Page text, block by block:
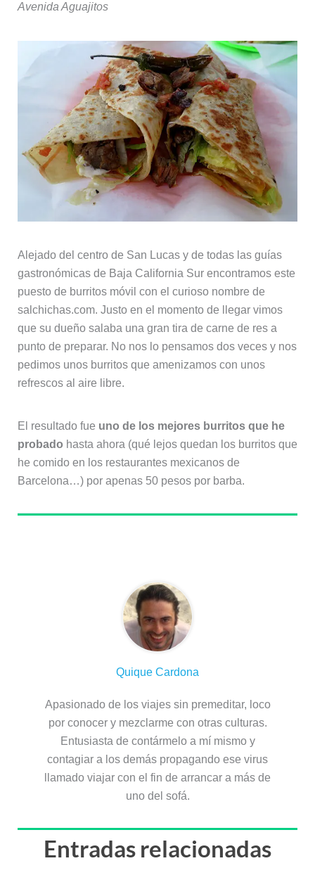
Avenida Aguajitos
Alejado del centro de San Lucas y de todas las guías
gastronómicas de Baja California Sur encontramos este
puesto de burritos móvil con el curioso nombre de
salchichas.com. Justo en el momento de llegar vimos
que su dueño salaba una gran tira de carne de res a
punto de preparar. No nos lo pensamos dos veces y nos
pedimos unos burritos que amenizamos con unos
refrescos al aire libre.
El resultado fue uno de los mejores burritos que he
probado hasta ahora (qué lejos quedan los burritos que
he comido en los restaurantes mexicanos de
Barcelona…) por apenas 50 pesos por barba.
Quique Cardona
Apasionado de los viajes sin premeditar, loco
por conocer y mezclarme con otras culturas.
Entusiasta de contármelo a mí mismo y
contagiar a los demás propagando ese virus
llamado viajar con el fin de arrancar a más de
uno del sofá.
Entradas relacionadas